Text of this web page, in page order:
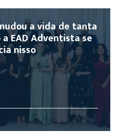
a vida de tanta
EAD Adventista se
nisso